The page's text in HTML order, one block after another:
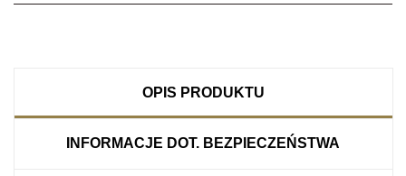
OPIS PRODUKTU
INFORMACJE DOT. BEZPIECZEŃSTWA